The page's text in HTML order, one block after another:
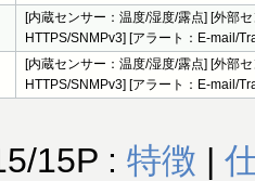
[内蔵センサー：温度/湿度/露点] [外部
HTTPS/SNMPv3] [アラート：E-mail/
[内蔵センサー：温度/湿度/露点] [外部
HTTPS/SNMPv3] [アラート：E-mail/
15P : 特徴 |